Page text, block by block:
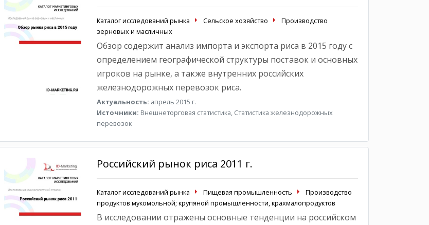
Каталог исследований рынка Сельское хозяйство
Производство
зерновых и масличных
Обзор содержит анализ импорта и экспорта риса в 2015 году с
определением географической структуры поставок и основных
игроков на рынке, а также внутренних российских
железнодорожных перевозок риса.
Актуальность: апрель 2015 г.
Источники: Внешнеторговая статистика, Статистика железнодорожных
перевозок
Российский рынок риса 2011 г.
Каталог исследований рынка Пищевая промышленность
Производство
продуктов мукомольной; крупяной промышленности, крахмалопродуктов
В исследовании отражены основные тенденции на российском